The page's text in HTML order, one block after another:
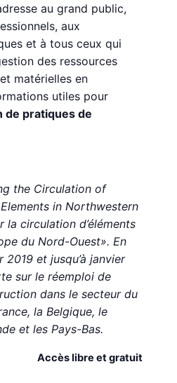
au grand public,
aux
et à tous ceux qui
des ressources
matérielles en
utiles pour
de pratiques de
the Circulation of
in Northwestern
la circulation d’éléments
du Nord-Ouest». En
et jusqu’à janvier
sur le réemploi de
dans le secteur du
la Belgique, le
et les Pays-Bas.
Accès libre et gratuit